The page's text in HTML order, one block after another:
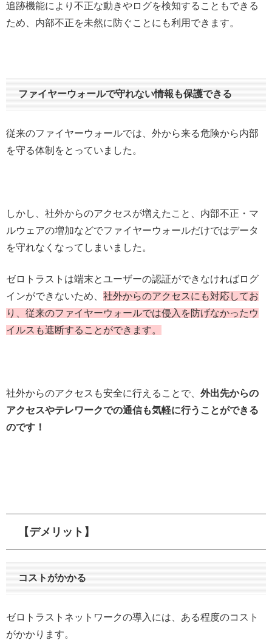
追跡機能により不正な動きやログを検知することもできる
ため、内部不正を未然に防ぐことにも利用できます。
ファイヤーウォールで守れない情報も保護できる
従来のファイヤーウォールでは、外から来る危険から内部
を守る体制をとっていました。
しかし、社外からのアクセスが増えたこと、内部不正・マ
ルウェアの増加などでファイヤーウォールだけではデータ
を守れなくなってしまいました。
ゼロトラストは端末とユーザーの認証ができなければログ
インができないため、 社外からのアクセスにも対応してお
り、従来のファイヤーウォールでは侵入を防げなかったウ
イルスも遮断することができます。
社外からのアクセスも安全に行えることで、 外出先からの
アクセスやテレワークでの通信も気軽に行うことができる
のです！
【デメリット】
コストがかかる
ゼロトラストネットワークの導入には、ある程度のコスト
がかかります。